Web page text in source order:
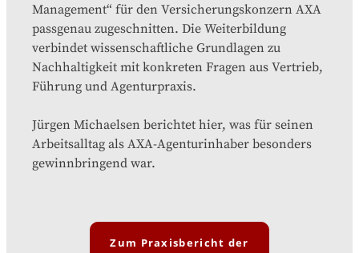
Management“ für den Versicherungskonzern AXA
passgenau zugeschnitten. Die Weiterbildung
verbindet wissenschaftliche Grundlagen zu
Nachhaltigkeit mit konkreten Fragen aus Vertrieb,
Führung und Agenturpraxis.
Jürgen Michaelsen berichtet hier, was für seinen
Arbeitsalltag als AXA-Agenturinhaber besonders
gewinnbringend war.
Zum Praxisbericht der